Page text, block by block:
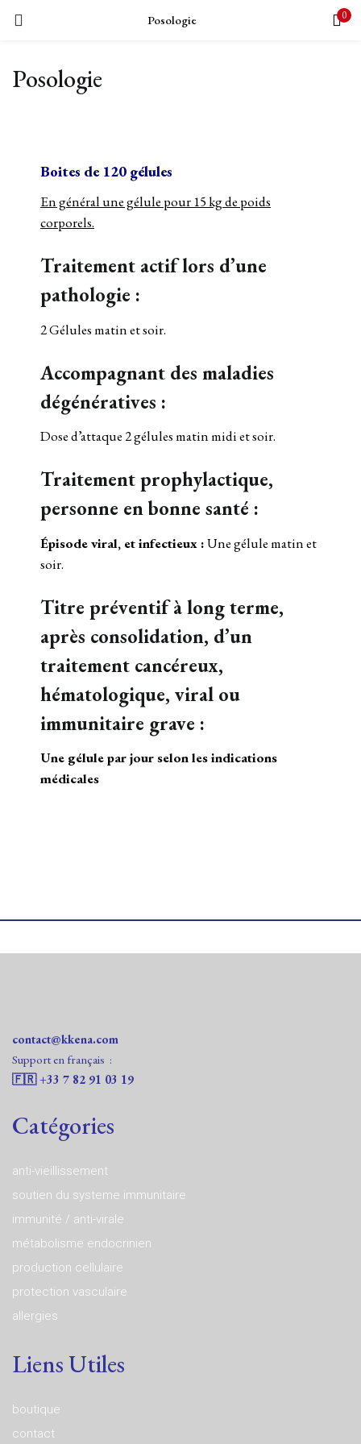
Posologie 0
Enter your username and password to login.
Lost password?
Posologie
Boites de 120 gélules
En général une gélule pour 15 kg de poids
corporels.
Traitement actif lors d’une
pathologie :
2 Gélules matin et soir.
Accompagnant des maladies
dégénératives :
Dose d’attaque 2 gélules matin midi et soir.
Traitement prophylactique,
personne en bonne santé :
Épisode viral, et infectieux :Une gélule matin et
soir.
Titre préventif à long terme,
après consolidation, d’un
traitement cancéreux,
hématologique, viral ou
immunitaire grave :
Une gélule par jour selon les indications
médicales
contact@kkena.com
Support en français :‭
🇫🇷 ‭+33 7 82 91 03 19
Catégories
anti-vieillissement
soutien du systeme immunitaire
immunité / anti-virale
métabolisme endocrinien
production cellulaire
protection vasculaire
allergies
Liens Utiles
boutique
contact